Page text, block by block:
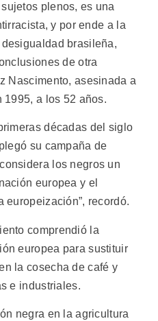
plenos, es una
y por ende a la
brasileña,
de otra
Nascimento, asesinada a
a los 52 años.
décadas del siglo
su campaña de
los negros un
europea y el
europeización”, recordó.
comprendió la
europea para sustituir
la cosecha de café y
e industriales.
negra en la agricultura